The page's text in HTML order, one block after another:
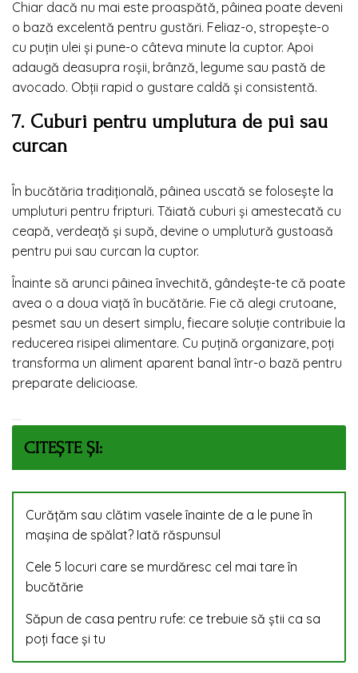
Chiar dacă nu mai este proaspătă, pâinea poate deveni
o bază excelentă pentru gustări. Feliaz-o, stropește-o
cu puțin ulei și pune-o câteva minute la cuptor. Apoi
adaugă deasupra roșii, brânză, legume sau pastă de
avocado. Obții rapid o gustare caldă și consistentă.
7. Cuburi pentru umplutura de pui sau
curcan
În bucătăria tradițională, pâinea uscată se folosește la
umpluturi pentru fripturi. Tăiată cuburi și amestecată cu
ceapă, verdeață și supă, devine o umplutură gustoasă
pentru pui sau curcan la cuptor.
Înainte să arunci pâinea învechită, gândește-te că poate
avea o a doua viață în bucătărie. Fie că alegi crutoane,
pesmet sau un desert simplu, fiecare soluție contribuie la
reducerea risipei alimentare. Cu puțină organizare, poți
transforma un aliment aparent banal într-o bază pentru
preparate delicioase.
CITEȘTE ȘI:
Curățăm sau clătim vasele înainte de a le pune în
mașina de spălat? Iată răspunsul
Cele 5 locuri care se murdăresc cel mai tare în
bucătărie
Săpun de casa pentru rufe: ce trebuie să știi ca sa
poți face și tu